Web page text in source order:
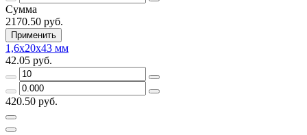
Сумма
2170.50 руб.
Применить
1,6х20х43 мм
42.05 руб.
420.50 руб.